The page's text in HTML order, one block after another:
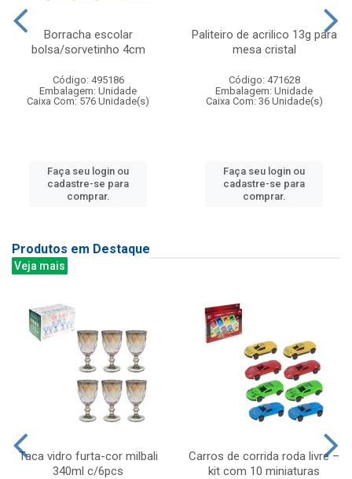
Borracha escolar
bolsa/sorvetinho 4cm
Código: 495186
Embalagem: Unidade
Caixa Com: 576 Unidade(s)
Faça seu login ou
cadastre-se para
comprar.
Paliteiro de acrilico 13g para
mesa cristal
Código: 471628
Embalagem: Unidade
Caixa Com: 36 Unidade(s)
Faça seu login ou
cadastre-se para
comprar.
Produtos em Destaque
Veja mais
Taca vidro furta-cor milbali
340ml c/6pcs
Carros de corrida roda livre –
kit com 10 miniaturas